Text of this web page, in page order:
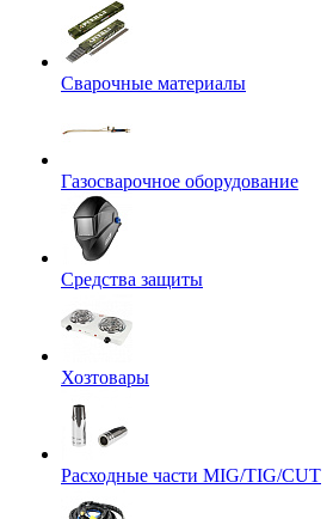
Сварочные материалы
Газосварочное оборудование
Средства защиты
Хозтовары
Расходные части MIG/TIG/CUT